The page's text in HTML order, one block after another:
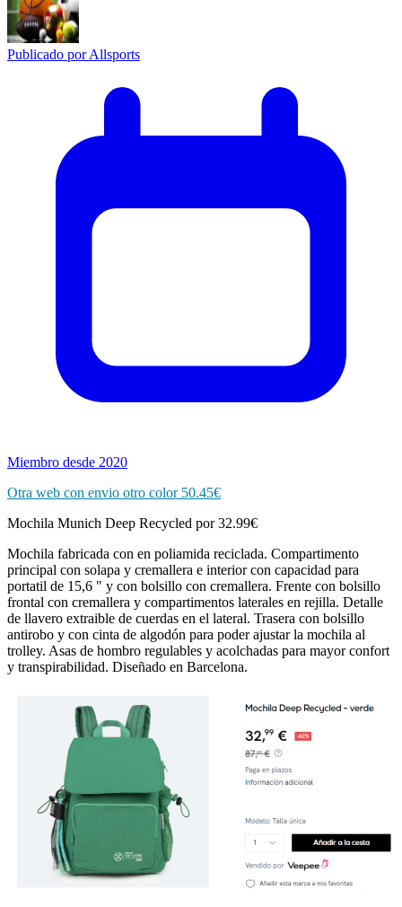
Publicado porAllsports
Miembro desde 2020
Otra web con envio otro color 50.45€
Mochila Munich Deep Recycled por 32.99€
Mochila fabricada con en poliamida reciclada. Compartimento
principal con solapa y cremallera e interior con capacidad para
portatil de 15,6 " y con bolsillo con cremallera. Frente con bolsillo
frontal con cremallera y compartimentos laterales en rejilla. Detalle
de llavero extraible de cuerdas en el lateral. Trasera con bolsillo
antirobo y con cinta de algodón para poder ajustar la mochila al
trolley. Asas de hombro regulables y acolchadas para mayor confort
y transpirabilidad. Diseñado en Barcelona.